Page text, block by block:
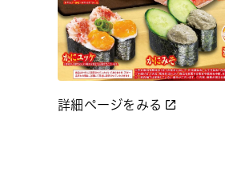
詳細ページをみる